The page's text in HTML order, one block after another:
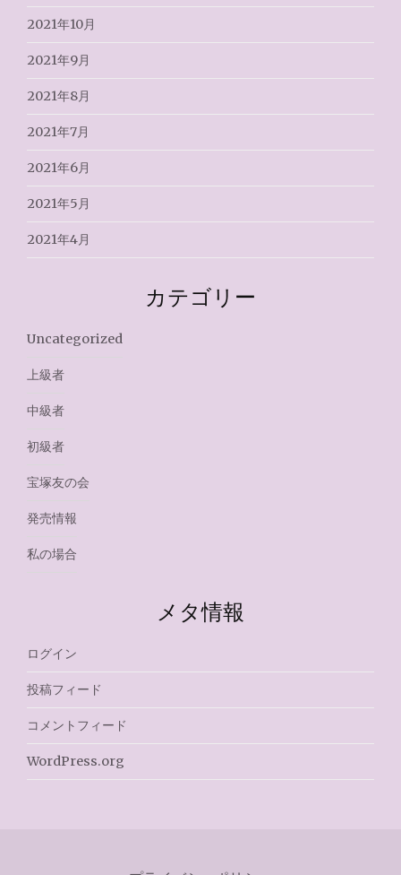
2021年10月
2021年9月
2021年8月
2021年7月
2021年6月
2021年5月
2021年4月
カテゴリー
Uncategorized
上級者
中級者
初級者
宝塚友の会
発売情報
私の場合
メタ情報
ログイン
投稿フィード
コメントフィード
WordPress.org